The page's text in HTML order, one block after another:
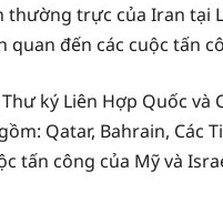
thường trực của Iran tại
quan đến các cuộc tấn
ký Liên Hợp Quốc
Qatar, Bahrain, Các
tấn công của Mỹ và